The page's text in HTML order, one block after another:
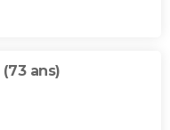
(73 ans)